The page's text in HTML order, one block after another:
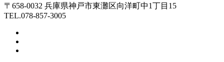
〒658-0032 兵庫県神戸市東灘区向洋町中1丁目15
TEL.078-857-3005